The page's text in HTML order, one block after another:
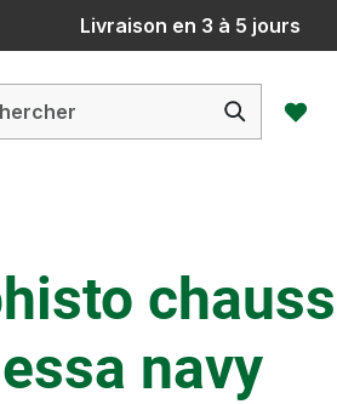
Livraison en 3 à 5 jours
navy